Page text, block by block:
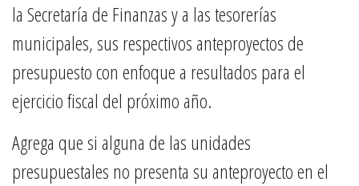
la Secretaría de Finanzas y a las tesorerías
municipales, sus respectivos anteproyectos de
presupuesto con enfoque a resultados para el
ejercicio fiscal del próximo año.
Agrega que si alguna de las unidades
presupuestales no presenta su anteproyecto en el